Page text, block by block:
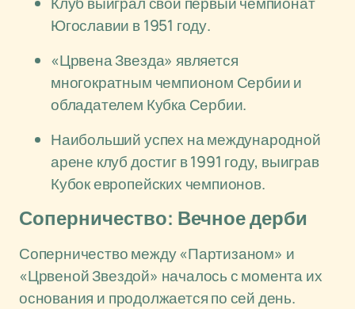
Югославии в 1951 году.
«Црвена Звезда» является
многократным чемпионом Сербии и
обладателем Кубка Сербии.
Наибольший успех на международной
арене клуб достиг в 1991 году, выиграв
Кубок европейских чемпионов.
Соперничество: Вечное дерби
Соперничество между «Партизаном» и
«Црвеной Звездой» началось с момента их
основания и продолжается по сей день.